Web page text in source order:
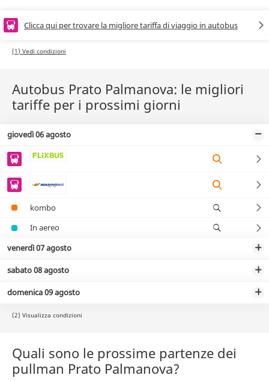
Clicca qui per trovare la migliore tariffa di viaggio in autobus
(1) Vedi condizioni
Autobus Prato Palmanova: le migliori
tariffe per i prossimi giorni
giovedì 06 agosto
kombo
In aereo
venerdì 07 agosto
sabato 08 agosto
domenica 09 agosto
(2) Visualizza condizioni
Quali sono le prossime partenze dei
pullman Prato Palmanova?